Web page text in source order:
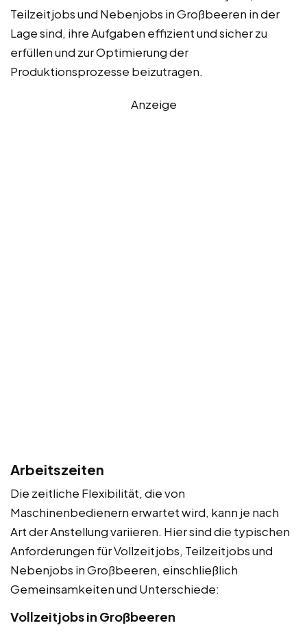
Teilzeitjobs und Nebenjobs in Großbeeren in der
Lage sind, ihre Aufgaben effizient und sicher zu
erfüllen und zur Optimierung der
Produktionsprozesse beizutragen.
Anzeige
Arbeitszeiten
Die zeitliche Flexibilität, die von
Maschinenbedienern erwartet wird, kann je nach
Art der Anstellung variieren. Hier sind die typischen
Anforderungen für Vollzeitjobs, Teilzeitjobs und
Nebenjobs in Großbeeren, einschließlich
Gemeinsamkeiten und Unterschiede:
Vollzeitjobs in Großbeeren